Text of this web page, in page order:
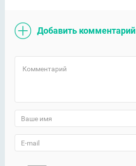
Добавить комментарий